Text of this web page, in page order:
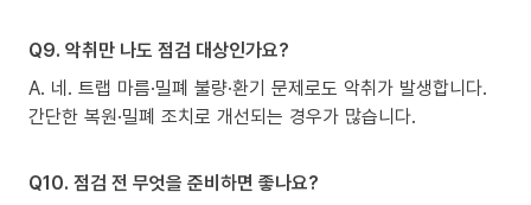
Q9. 악취만 나도 점검 대상인가요?
A. 네. 트랩 마름·밀폐 불량·환기 문제로도 악취가 발생합니다.
간단한 복원·밀폐 조치로 개선되는 경우가 많습니다.
Q10. 점검 전 무엇을 준비하면 좋나요?